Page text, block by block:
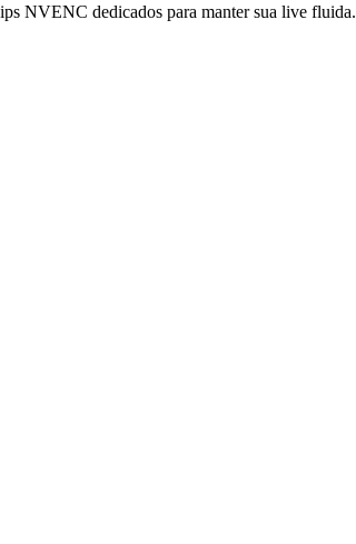
NVENC dedicados para manter sua live fluida.